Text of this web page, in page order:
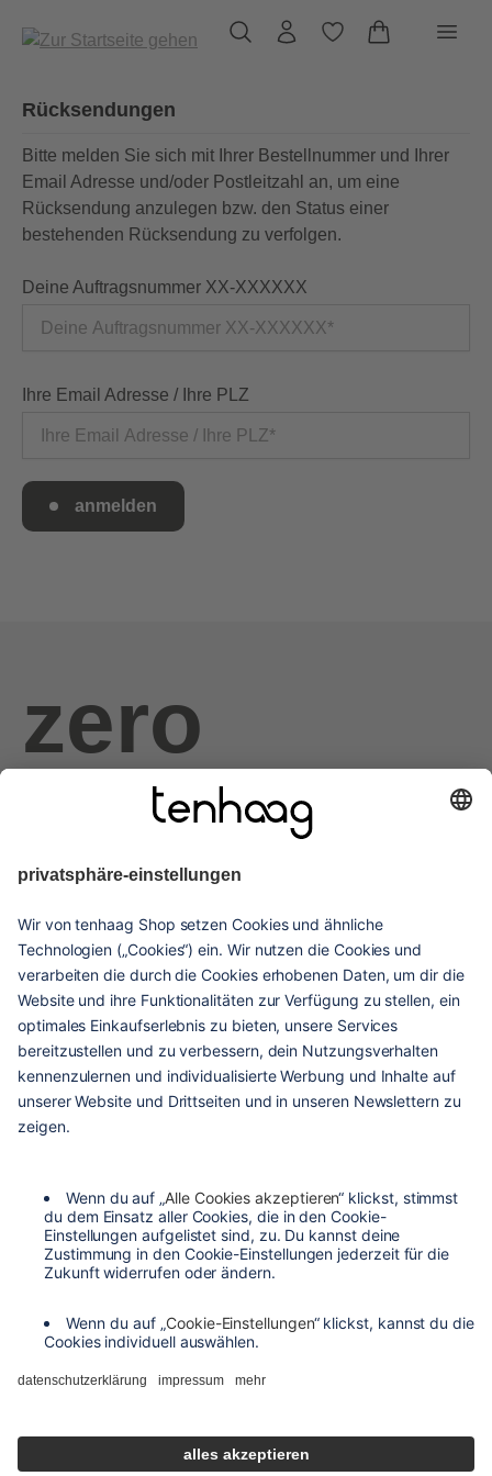
springen
Rücksendungen
Bitte melden Sie sich mit Ihrer Bestellnummer und Ihrer
Email Adresse und/oder Postleitzahl an, um eine
Rücksendung anzulegen bzw. den Status einer
bestehenden Rücksendung zu verfolgen.
Deine Auftragsnummer XX-XXXXXX
Ihre Email Adresse / Ihre PLZ
anmelden
zero
haags
given
hilfe & service
kontakt
zahlungsarten
datenschutzerklärung
impressum